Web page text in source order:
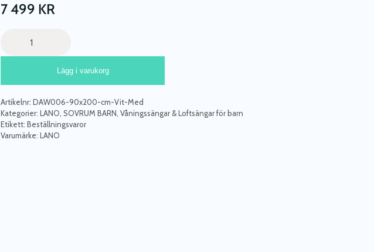
7 499 KR
våningssäng
med
Daniel
90x200
cm
mängd
Lägg i varukorg
Artikelnr: DAW006-90x200-cm-Vit-Med
Kategorier: LANO SOVRUM BARN Våningssängar & Loftsängar för barn
Etikett: Beställningsvaror
Varumärke: LANO